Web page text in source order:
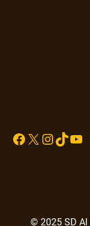
Facebook X InstagramTikTok YouTube
© 2025 SD Al